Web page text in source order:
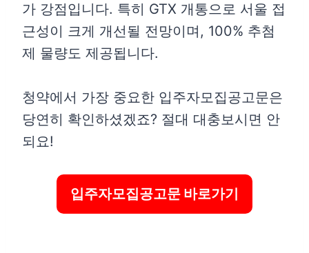
가 강점입니다. 특히 GTX 개통으로 서울 접
근성이 크게 개선될 전망이며, 100% 추첨
제 물량도 제공됩니다.
청약에서 가장 중요한 입주자모집공고문은
당연히 확인하셨겠죠? 절대 대충보시면 안
되요!
입주자모집공고문 바로가기